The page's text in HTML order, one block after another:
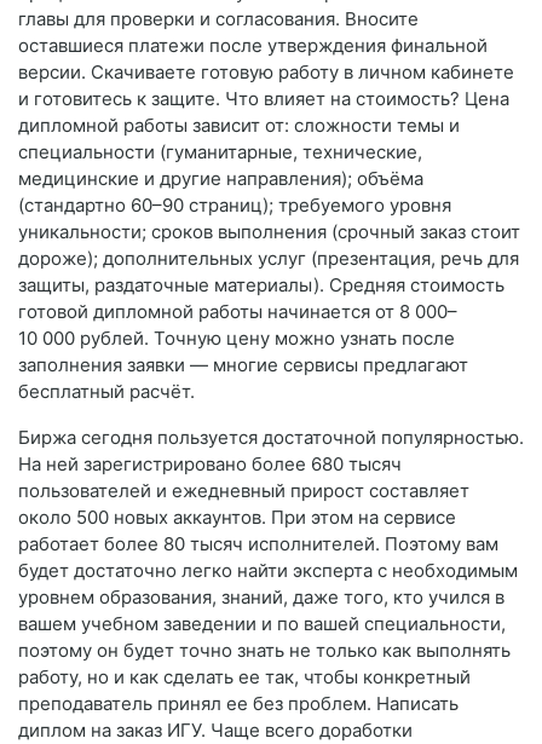
главы для проверки и согласования. Вносите
оставшиеся платежи после утверждения финальной
версии. Скачиваете готовую работу в личном кабинете
и готовитесь к защите. Что влияет на стоимость? Цена
дипломной работы зависит от: сложности темы и
специальности (гуманитарные, технические,
медицинские и другие направления); объёма
(стандартно 60–90 страниц); требуемого уровня
уникальности; сроков выполнения (срочный заказ стоит
дороже); дополнительных услуг (презентация, речь для
защиты, раздаточные материалы). Средняя стоимость
готовой дипломной работы начинается от 8 000–
10 000 рублей. Точную цену можно узнать после
заполнения заявки — многие сервисы предлагают
бесплатный расчёт.
Биржа сегодня пользуется достаточной популярностью.
На ней зарегистрировано более 680 тысяч
пользователей и ежедневный прирост составляет
около 500 новых аккаунтов. При этом на сервисе
работает более 80 тысяч исполнителей. Поэтому вам
будет достаточно легко найти эксперта с необходимым
уровнем образования, знаний, даже того, кто учился в
вашем учебном заведении и по вашей специальности,
поэтому он будет точно знать не только как выполнять
работу, но и как сделать ее так, чтобы конкретный
преподаватель принял ее без проблем. Написать
диплом на заказ ИГУ. Чаще всего доработки